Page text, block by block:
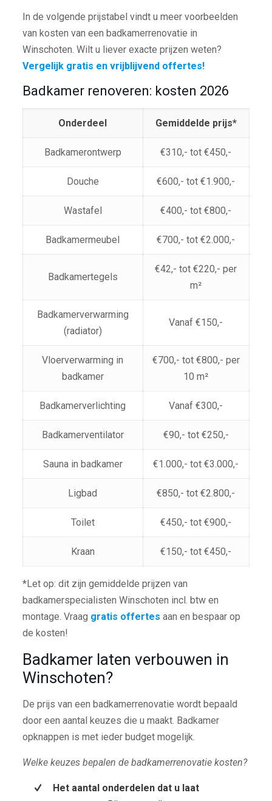
In de volgende prijstabel vindt u meer voorbeelden
van kosten van een badkamerrenovatie in
Winschoten. Wilt u liever exacte prijzen weten?
Vergelijk gratis en vrijblijvend offertes!
Badkamer renoveren: kosten 2026
Onderdeel Gemiddelde prijs*
Badkamerontwerp €310,- tot €450,-
Douche €600,- tot €1.900,-
Wastafel €400,- tot €800,-
Badkamermeubel €700,- tot €2.000,-
Badkamertegels
€42,- tot €220,- per
m²
Badkamerverwarming
(radiator)
Vanaf €150,-
Vloerverwarming in
badkamer
€700,- tot €800,- per
10 m²
Badkamerverlichting Vanaf €300,-
Badkamerventilator €90,- tot €250,-
Sauna in badkamer €1.000,- tot €3.000,-
Ligbad €850,- tot €2.800,-
Toilet €450,- tot €900,-
Kraan €150,- tot €450,-
*Let op: dit zijn gemiddelde prijzen van
badkamerspecialisten Winschoten incl. btw en
montage. Vraag gratis offertes aan en bespaar op
de kosten!
Badkamer laten verbouwen in
Winschoten?
De prijs van een badkamerrenovatie wordt bepaald
door een aantal keuzes die u maakt. Badkamer
opknappen is met ieder budget mogelijk.
Welke keuzes bepalen de badkamerrenovatie kosten?
Het aantal onderdelen dat u laat